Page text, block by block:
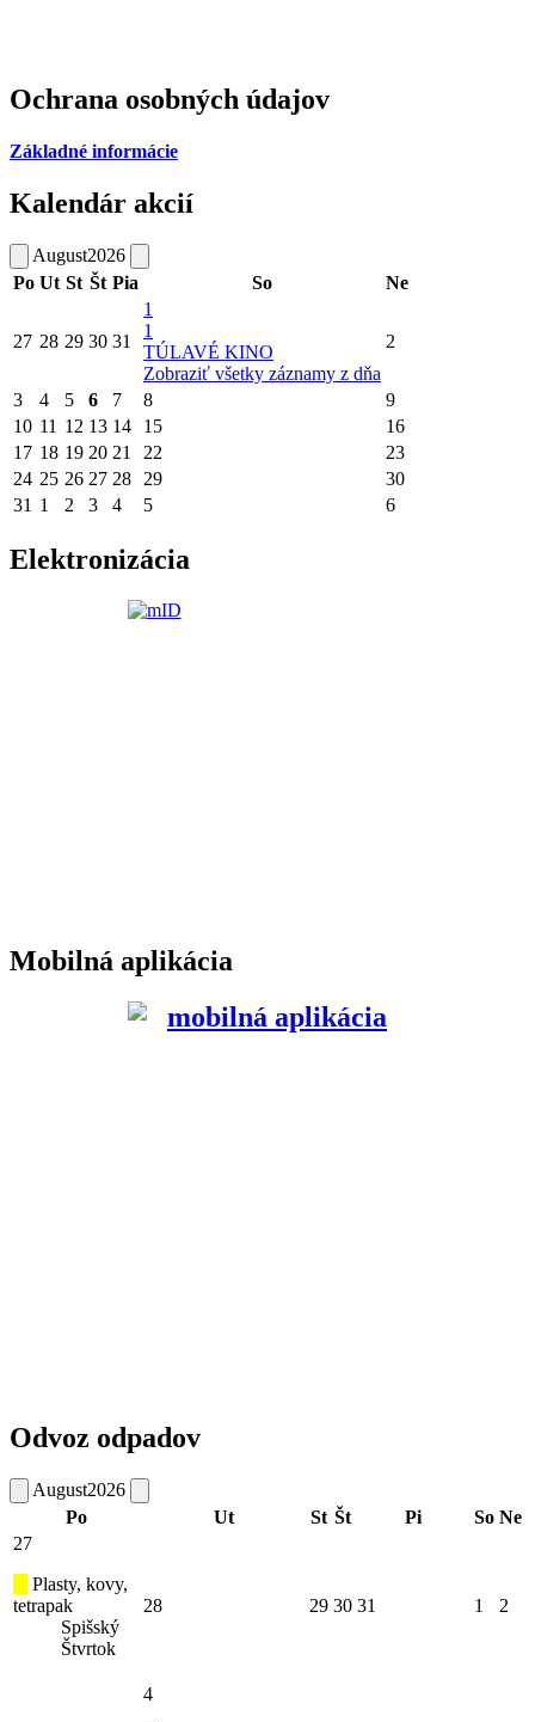
Ochrana osobných údajov
Základné informácie
Kalendár akcií
August2026
Po Ut St Št Pia So Ne
27 28 29 30 31
1
1
TÚLAVÉ KINO
Zobraziť všetky záznamy z dňa
2
3 4 5 6 7 8
9
10 11 12 13 14 15
16
17 18 19 20 21 22
23
24 25 26 27 28 29
30
31 1 2 3 4 5 6
Elektronizácia
Mobilná aplikácia
Odvoz odpadov
August2026
Po
Ut St Št Pi So Ne
27
Plasty, kovy,
tetrapak
Spišský
Štvrtok
28 29 30 31 1 2
4